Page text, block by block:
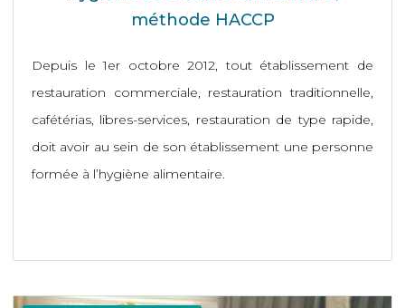
méthode HACCP
Depuis le 1er octobre 2012, tout établissement de
restauration commerciale, restauration traditionnelle,
cafétérias, libres-services, restauration de type rapide,
doit avoir au sein de son établissement une personne
formée à l’hygiène alimentaire.